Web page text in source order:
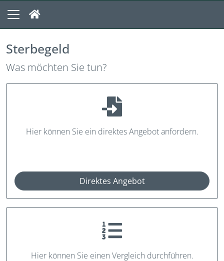
Sterbegeld
Was möchten Sie tun?
Hier können Sie ein direktes Angebot anfordern.
Direktes Angebot
Hier können Sie einen Vergleich durchführen.